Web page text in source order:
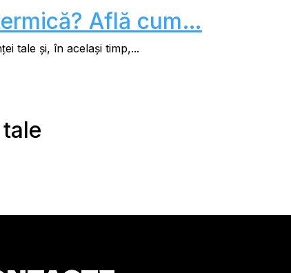
Află cum…
tale și, în același timp,...